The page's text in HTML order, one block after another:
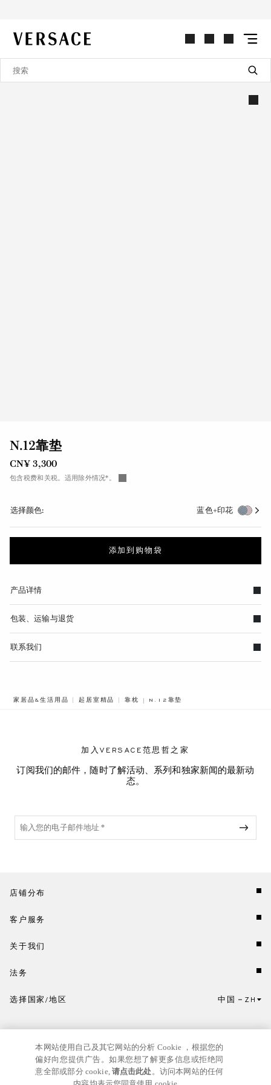
VERSACE | 主页
N.12靠垫
CN¥ 3,300
包含税费和关税。适用除外情况*。
选择颜色: 蓝色+印花
添加到购物袋
产品详情
包装、运输与退货
联系我们
家居品&生活用品 起居室精品 靠枕 N.12靠垫
加入VERSACE范思哲之家
订阅我们的邮件，随时了解活动、系列和独家新闻的最新动
态。
店铺分布
客户服务
关于我们
法务
点击此处选择国家/地区和语言。
选择国家/地区 中国 ZH
本网站使用自己及其它网站的分析 Cookie ，根据您的
偏好向您提供广告。如果您想了解更多信息或拒绝同
意全部或部分 cookie,请点击此处。访问本网站的任何